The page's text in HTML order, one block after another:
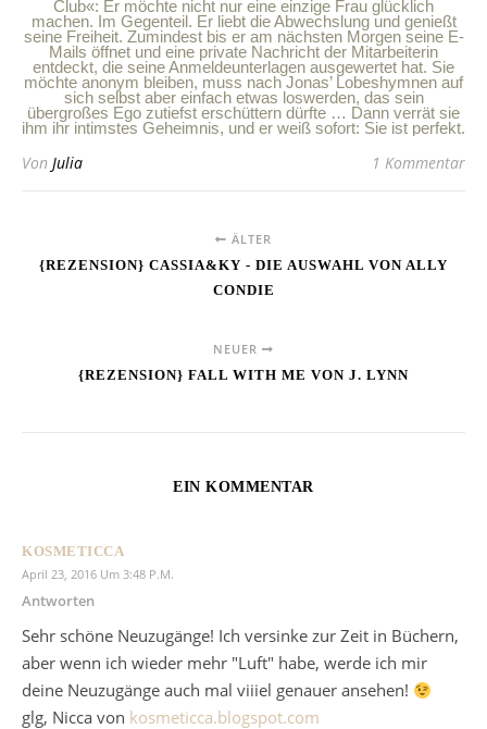
Club«: Er möchte nicht nur eine einzige Frau glücklich
machen. Im Gegenteil. Er liebt die Abwechslung und genießt
seine Freiheit. Zumindest bis er am nächsten Morgen seine E-
Mails öffnet und eine private Nachricht der Mitarbeiterin
entdeckt, die seine Anmeldeunterlagen ausgewertet hat. Sie
möchte anonym bleiben, muss nach Jonas’ Lobeshymnen auf
sich selbst aber einfach etwas loswerden, das sein
übergroßes Ego zutiefst erschüttern dürfte … Dann verrät sie
ihm ihr intimstes Geheimnis, und er weiß sofort: Sie ist perfekt.
Von Julia 1 Kommentar
ÄLTER
{REZENSION} CASSIA&KY - DIE AUSWAHL VON ALLY
CONDIE
NEUER
{REZENSION} FALL WITH ME VON J. LYNN
EIN KOMMENTAR
KOSMETICCA
April 23, 2016 Um 3:48 P.m.
Antworten
Sehr schöne Neuzugänge! Ich versinke zur Zeit in Büchern,
aber wenn ich wieder mehr "Luft" habe, werde ich mir
deine Neuzugänge auch mal viiiel genauer ansehen!
glg, Nicca von kosmeticca.blogspot.com